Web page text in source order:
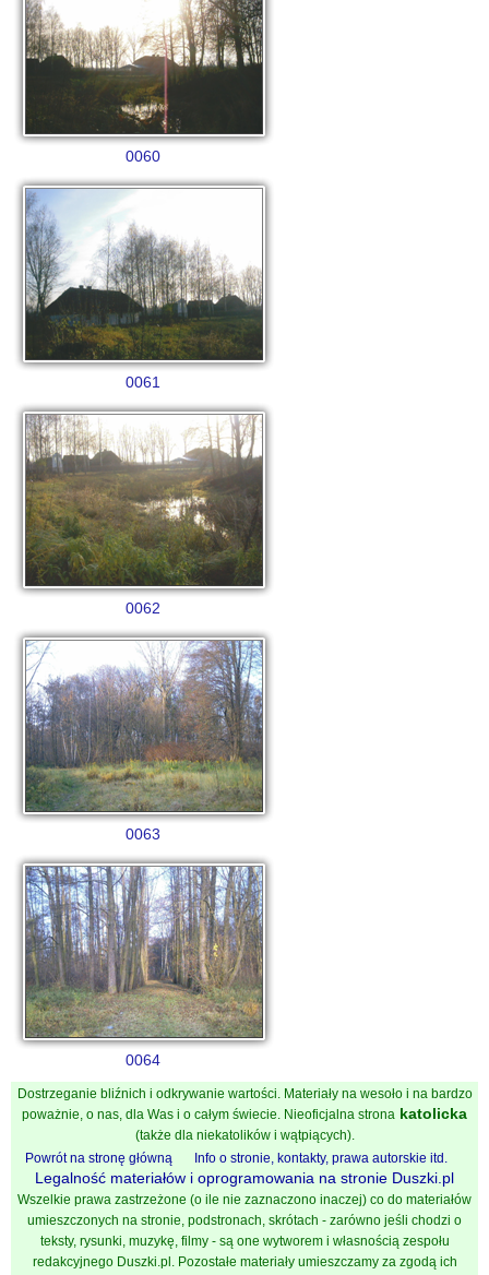
0060
0061
0062
0063
0064
Dostrzeganie bliźnich i odkrywanie wartości. Materiały na wesoło i na bardzo
poważnie, o nas, dla Was i o całym świecie. Nieoficjalna strona katolicka
(także dla niekatolików i wątpiących).
Powrót na stronę główną
Info o stronie, kontakty, prawa autorskie itd.
Legalność materiałów i oprogramowania na stronie Duszki.pl
Wszelkie prawa zastrzeżone (o ile nie zaznaczono inaczej) co do materiałów
umieszczonych na stronie, podstronach, skrótach - zarówno jeśli chodzi o
teksty, rysunki, muzykę, filmy - są one wytworem i własnością zespołu
redakcyjnego Duszki.pl. Pozostałe materiały umieszczamy za zgodą ich